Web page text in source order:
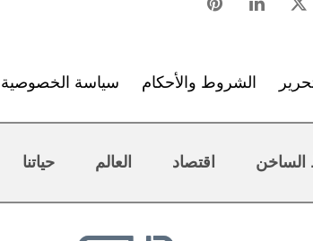
الشروط والأحكام سياسة الخصوصية
الساخن اقتصاد العالم حياتنا